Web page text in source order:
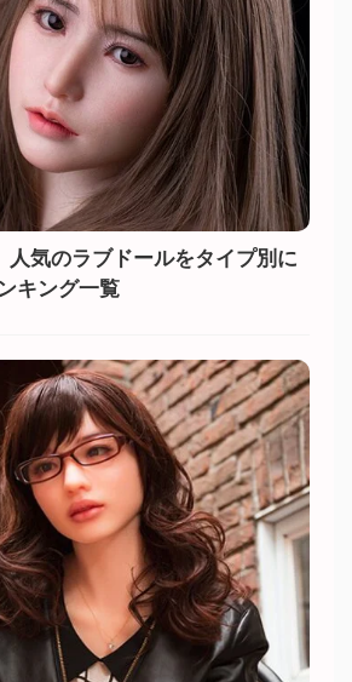
人気のラブドールをタイプ別に
キング一覧